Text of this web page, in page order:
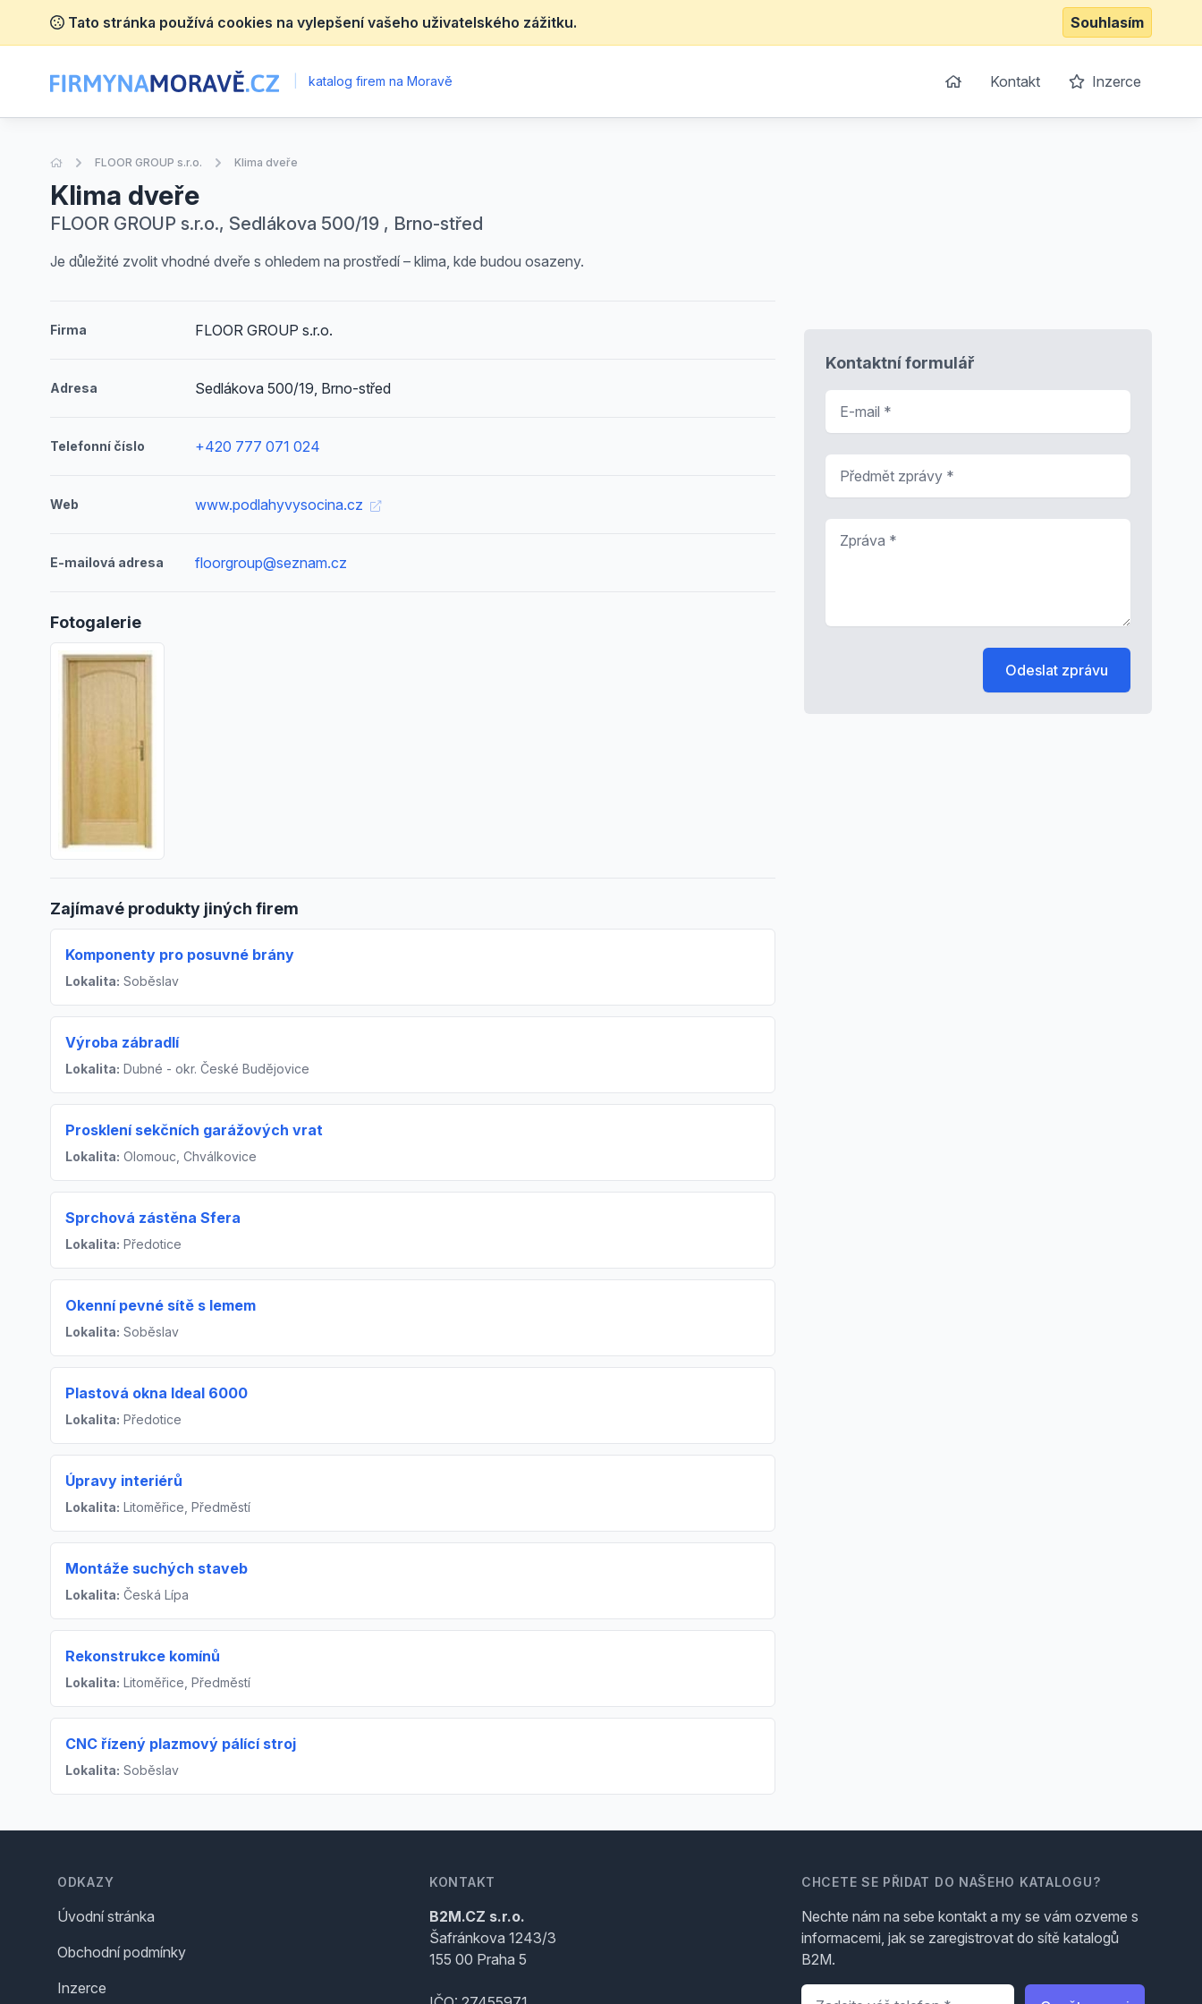
Tato stránka používá cookies na vylepšení vašeho uživatelského zážitku. Souhlasím
katalog firem na Moravě Kontakt Inzerce
Úvodní stránka
FLOOR GROUP s.r.o. Klima dveře
Klima dveře
FLOOR GROUP s.r.o., Sedlákova 500/19 , Brno-střed
Je důležité zvolit vhodné dveře s ohledem na prostředí – klima, kde budou osazeny.
Firma FLOOR GROUP s.r.o.
Adresa Sedlákova 500/19, Brno-střed
Telefonní číslo +420 777 071 024
Web www.podlahyvysocina.cz
E-mailová adresa floorgroup@seznam.cz
Fotogalerie
Zajímavé produkty jiných firem
Komponenty pro posuvné brány
Lokalita: Soběslav
Výroba zábradlí
Lokalita: Dubné - okr. České Budějovice
Prosklení sekčních garážových vrat
Lokalita: Olomouc, Chválkovice
Sprchová zástěna Sfera
Lokalita: Předotice
Okenní pevné sítě s lemem
Lokalita: Soběslav
Plastová okna Ideal 6000
Lokalita: Předotice
Úpravy interiérů
Lokalita: Litoměřice, Předměstí
Montáže suchých staveb
Lokalita: Česká Lípa
Rekonstrukce komínů
Lokalita: Litoměřice, Předměstí
CNC řízený plazmový pálící stroj
Lokalita: Soběslav
Kontaktní formulář
Odeslat zprávu
ODKAZY
Úvodní stránka
Obchodní podmínky
Inzerce
KONTAKT
B2M.CZ s.r.o.
Šafránkova 1243/3
155 00 Praha 5
CHCETE SE PŘIDAT DO NAŠEHO KATALOGU?
Nechte nám na sebe kontakt a my se vám ozveme s
informacemi, jak se zaregistrovat do sítě katalogů
B2M.
Telefon